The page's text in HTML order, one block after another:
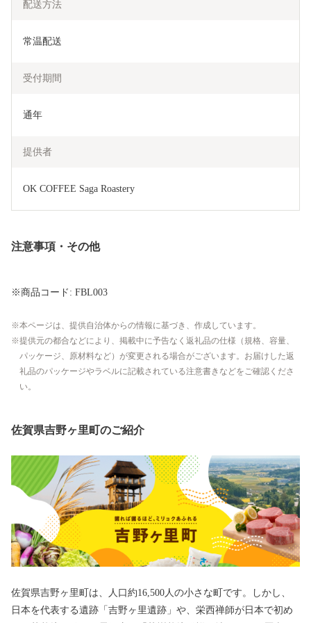
配送方法
常温配送
受付期間
通年
提供者
OK COFFEE Saga Roastery
注意事項・その他
※商品コード: FBL003
本ページは、提供自治体からの情報に基づき、作成しています。
提供元の都合などにより、掲載中に予告なく返礼品の仕様（規格、容量、
パッケージ、原材料など）が変更される場合がございます。お届けした返
礼品のパッケージやラベルに記載されている注意書きなどをご確認くださ
い。
佐賀県吉野ヶ里町のご紹介
佐賀県吉野ヶ里町は、人口約16,500人の小さな町です。しかし、
日本を代表する遺跡「吉野ヶ里遺跡」や、栄西禅師が日本で初め